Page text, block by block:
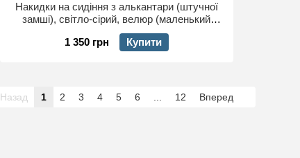
Накидки на сидіння з алькантари (штучної
замші), світло-сірий, велюр (маленький
ромб). Преміум+. Передній комплект
1 350 грн
Купити
Назад 1 2 3 4 5 6 12 Вперед